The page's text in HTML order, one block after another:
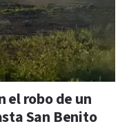
el robo de un
San Benito